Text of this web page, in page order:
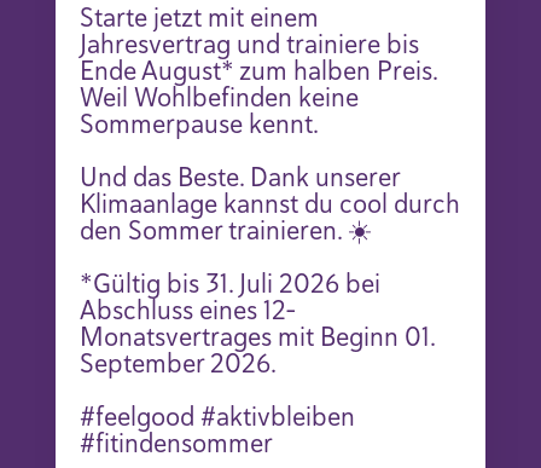
Starte jetzt mit einem
Jahresvertrag und trainiere bis
Ende August* zum halben Preis.
Weil Wohlbefinden keine
Sommerpause kennt.
Und das Beste. Dank unserer
Klimaanlage kannst du cool durch
den Sommer trainieren. ☀️
*Gültig bis 31. Juli 2026 bei
Abschluss eines 12-
Monatsvertrages mit Beginn 01.
September 2026.
#feelgood #aktivbleiben
#fitindensommer